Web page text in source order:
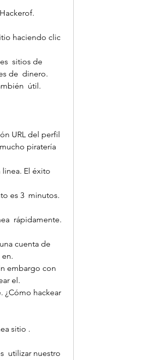
haciendo clic
de  dinero.
útil.
URL del perfil
piratería
El éxito
es 3  minutos.
rápidamente.
cuenta de
el.
¿Cómo hackear
sitio .
utilizar nuestro